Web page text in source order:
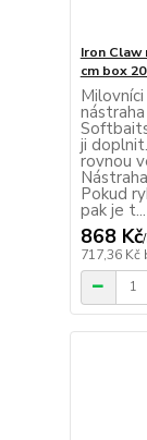
Iron Claw
cm box
ji
rovnou
Pokud
pak je t...
868 Kč/
717,36 Kč